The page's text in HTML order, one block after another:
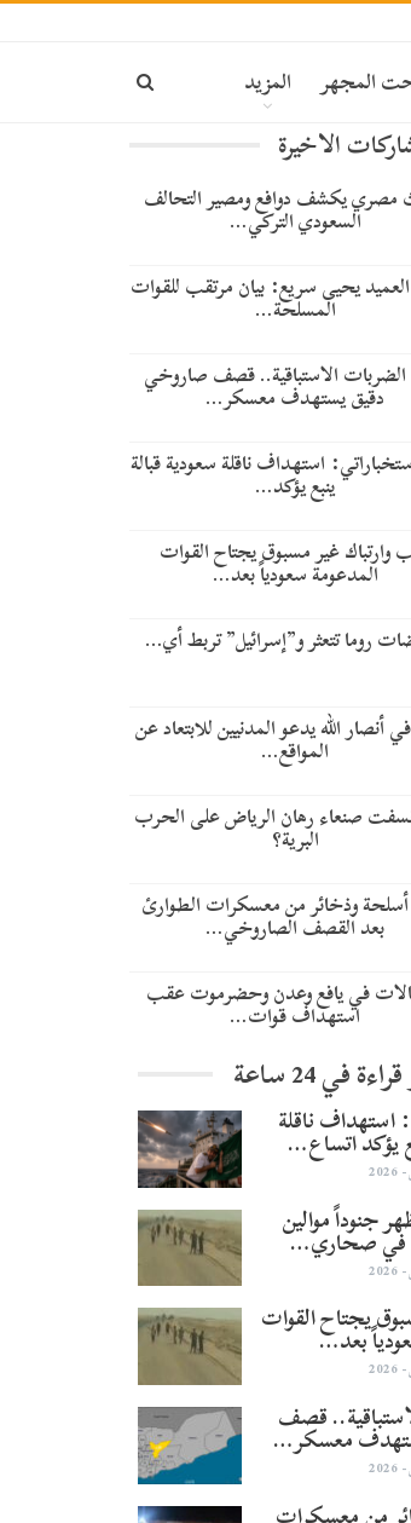
المجهر المزيد
الاخيرة
مصري يكشف دوافع ومصير التحالف
السعودي التركي…
يحيى سريع: بيان مرتقب للقوات
المسلحة…
الضربات الاستباقية.. قصف صاروخي
دقيق يستهدف معسكر…
استهداف ناقلة سعودية قبالة
ينبع يؤكد…
وارتباك غير مسبوق يجتاح القوات
المدعومة سعودياً بعد…
روما تتعثر و”إسرائيل” تربط أي…
أنصار الله يدعو المدنيين للابتعاد عن
المواقع…
صنعاء رهان الرياض على الحرب
البرية؟
وذخائر من معسكرات الطوارئ
بعد القصف الصاروخي…
في يافع وعدن وحضرموت عقب
استهداف قوات…
في 24 ساعة
استهداف ناقلة
يؤكد اتساع…
جنوداً موالين
في صحاري…
يجتاح القوات
بعد…
قصف
معسكر…